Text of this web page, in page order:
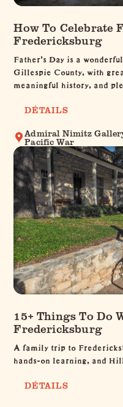
How To Celebrate
Fredericksburg
Father’s Day is a
Gillespie County, with
meaningful history, and
DÉTAILS
Admiral Nimitz
Pacific War
15+ Things To Do
Fredericksburg
A family trip to
hands-on learning, and
DÉTAILS